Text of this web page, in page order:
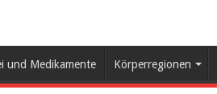
und Medikamente Körperregionen